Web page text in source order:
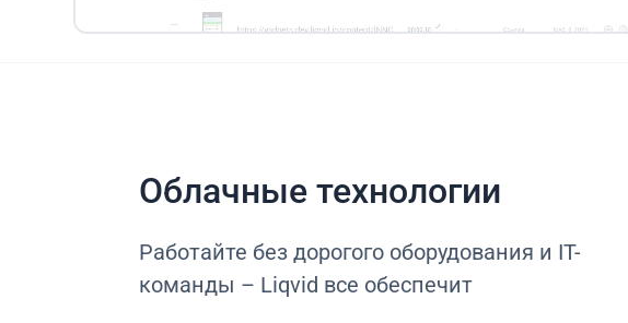
Облачные технологии
Работайте без дорогого оборудования и IT-
команды – Liqvid все обеспечит